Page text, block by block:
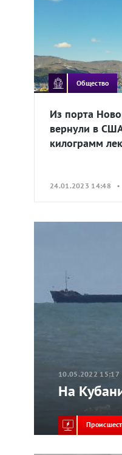
Общество
Из порта
вернули в
килограмм
24.01.2023 14:48 •
10.05.2022 15:17
На